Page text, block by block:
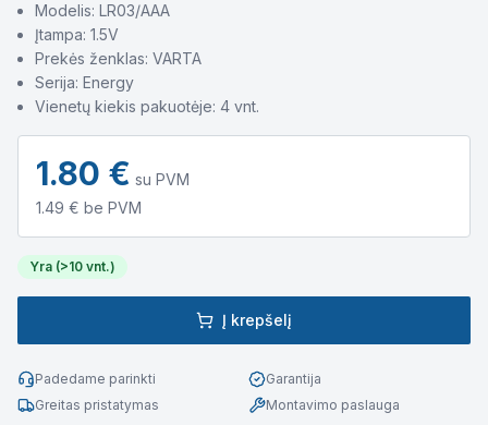
Modelis: LR03/AAA
Įtampa: 1.5V
Prekės ženklas: VARTA
Serija: Energy
Vienetų kiekis pakuotėje: 4 vnt.
1.80 € su PVM
1.49 € be PVM
Yra (>10 vnt.)
Į krepšelį
Padedame parinkti
Garantija
Greitas pristatymas
Montavimo paslauga